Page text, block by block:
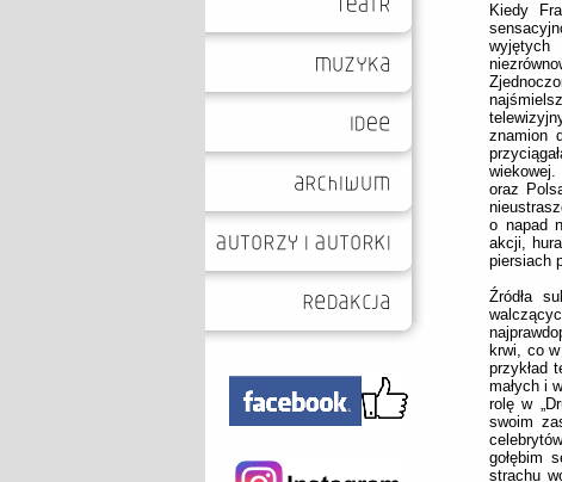
Kiedy
znamion
oraz
o napad
akcji,
piersiach
Źródła
krwi, co
przykład
małych i
rolę w
swoim
gołębim
strachu